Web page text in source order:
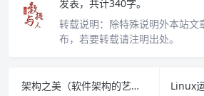
发表，共计340字。
转载说明： 除特殊说明外本站文
布，若要转载请注明出处。
架构之美（软件架构的艺术） PDF下载